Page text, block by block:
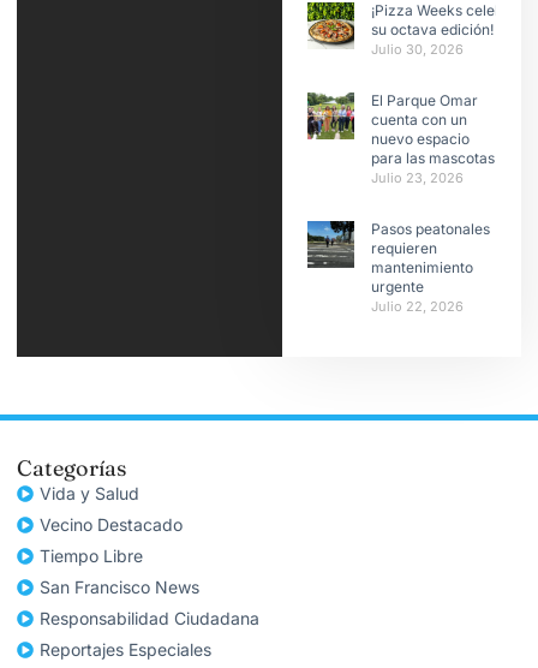
¡Pizza Weeks celebra
su octava edición!
Julio 30, 2026
El Parque Omar
cuenta con un
nuevo espacio
para las mascotas
Julio 23, 2026
Pasos peatonales
requieren
mantenimiento
urgente
Julio 22, 2026
Categorías
Vida y Salud
Vecino Destacado
Tiempo Libre
San Francisco News
Responsabilidad Ciudadana
Reportajes Especiales